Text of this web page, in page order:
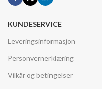
KUNDESERVICE
Leveringsinformasjon
Personvernerklæring
Vilkår og betingelser